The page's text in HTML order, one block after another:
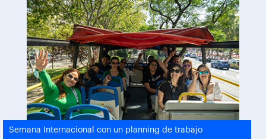
Semana Internacional con un planning de trabajo